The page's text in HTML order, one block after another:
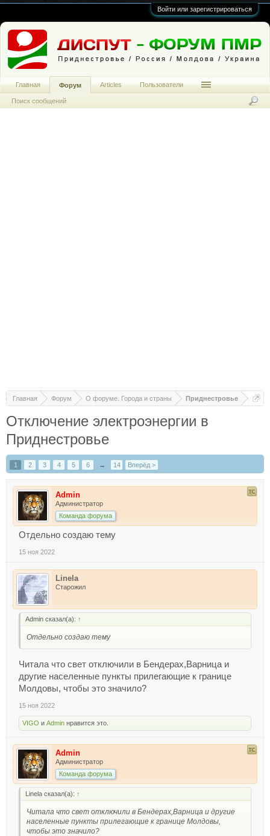
Войти или зарегистрироваться
Главная Форум О форуме. Города и страны Приднестровье
Отключение электроэнергии в
Приднестровье
1 2 3 4 5 6 → 14 Вперёд >
Admin
Администратор
Команда форума
Отдельно создаю тему
15 ноя 2022
Linela
Старожил
Admin сказал(а): ↑
Отдельно создаю тему
Читала что свет отключили в Бендерах,Варница и
другие населенные пункты прилегающие к границе
Молдовы, чтобы это значило?
15 ноя 2022
VIGO и Admin нравится это.
Admin
Администратор
Команда форума
Linela сказал(а): ↑
Читала что свет отключили в Бендерах,Варница и другие
населенные пункты прилегающие к границе Молдовы,
чтобы это значило?
Главная Форум
Поиск сообщений
Articles Пользователи